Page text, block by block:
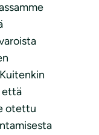
että
otettu